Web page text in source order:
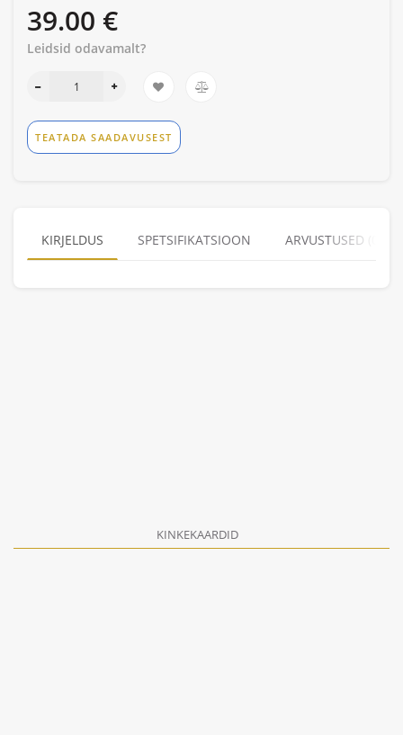
39.00 €
Leidsid odavamalt?
TEATADA SAADAVUSEST
KIRJELDUS SPETSIFIKATSIOON ARVUSTUSED (0)
KINKEKAARDID